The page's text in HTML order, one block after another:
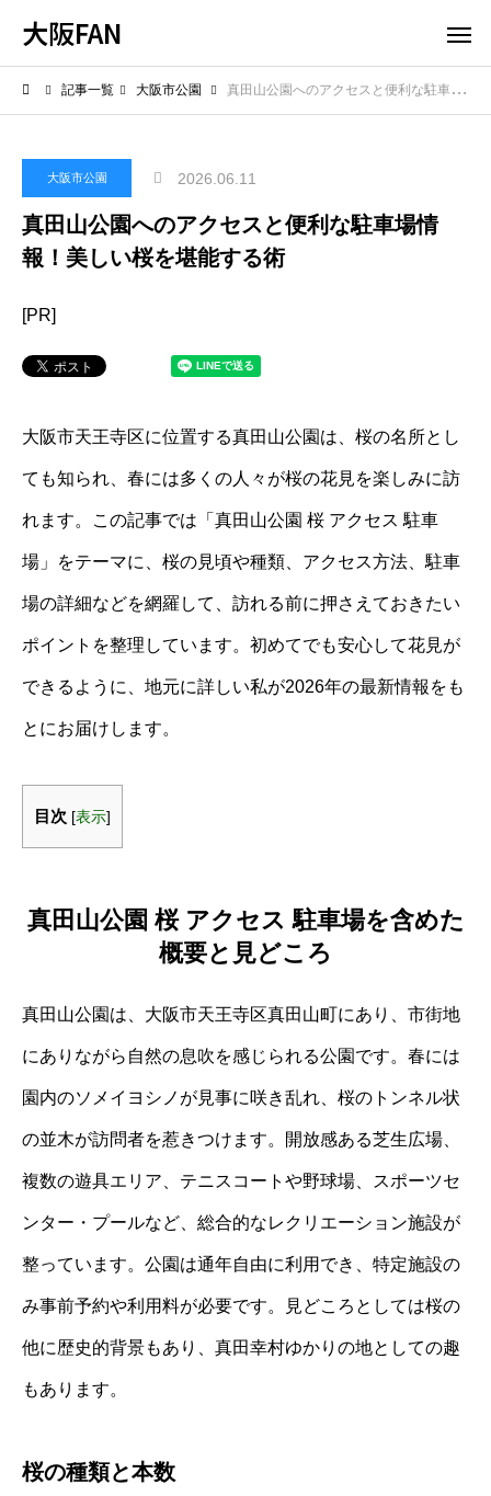
大阪FAN
記事一覧 大阪市公園 真田山公園へのアクセスと便利な駐車場情報！美しい桜を堪能する術
大阪市公園 2026.06.11
真田山公園へのアクセスと便利な駐車場情
報！美しい桜を堪能する術
[PR]
大阪市天王寺区に位置する真田山公園は、桜の名所とし
ても知られ、春には多くの人々が桜の花見を楽しみに訪
れます。この記事では「真田山公園 桜 アクセス 駐車
場」をテーマに、桜の見頃や種類、アクセス方法、駐車
場の詳細などを網羅して、訪れる前に押さえておきたい
ポイントを整理しています。初めてでも安心して花見が
できるように、地元に詳しい私が2026年の最新情報をも
とにお届けします。
目次 [表示]
真田山公園 桜 アクセス 駐車場を含めた
概要と見どころ
真田山公園は、大阪市天王寺区真田山町にあり、市街地
にありながら自然の息吹を感じられる公園です。春には
園内のソメイヨシノが見事に咲き乱れ、桜のトンネル状
の並木が訪問者を惹きつけます。開放感ある芝生広場、
複数の遊具エリア、テニスコートや野球場、スポーツセ
ンター・プールなど、総合的なレクリエーション施設が
整っています。公園は通年自由に利用でき、特定施設の
み事前予約や利用料が必要です。見どころとしては桜の
他に歴史的背景もあり、真田幸村ゆかりの地としての趣
もあります。
桜の種類と本数